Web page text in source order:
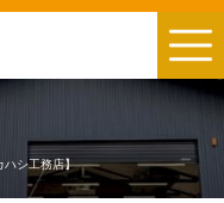
ハシ工務店】